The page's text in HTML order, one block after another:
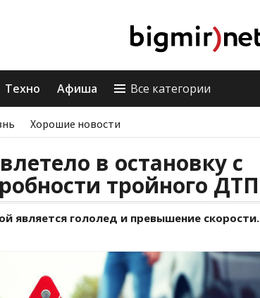
Техно Афиша Все категории
Хорошие новости
в остановку с
тройного ДТП
является гололед и превышение скорости.